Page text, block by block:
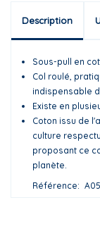
Description
Sous-pull en
Col roulé,
indispensable
Existe en
Coton issu de
culture
proposant ce
planète.
Référence